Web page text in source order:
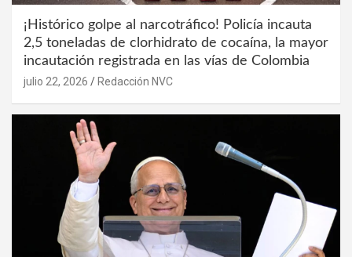
¡Histórico golpe al narcotráfico! Policía incauta
2,5 toneladas de clorhidrato de cocaína, la mayor
incautación registrada en las vías de Colombia
julio 22, 2026 Redacción NVC